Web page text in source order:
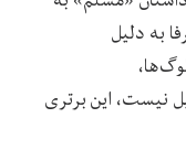
به دلیل
نیست، این برتری